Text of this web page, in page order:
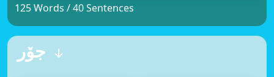
125 Words / 40 Sentences